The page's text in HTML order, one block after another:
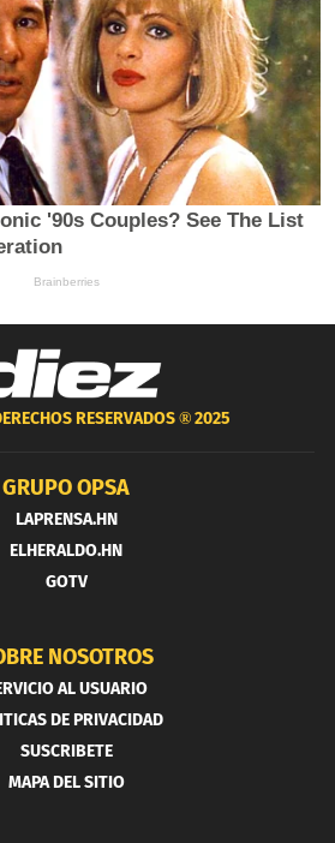
RESERVADOS ®2025
GRUPO OPSA
LAPRENSA.HN
ELHERALDO.HN
GOTV
NOSOTROS
AL USUARIO
DE PRIVACIDAD
SUSCRIBETE
MAPA DEL SITIO